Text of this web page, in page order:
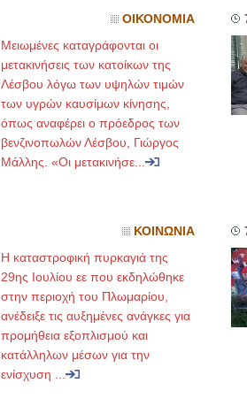
ΟΙΚΟΝΟΜΙΑ
Μειωμένες καταγράφονται οι
μετακινήσεις των κατοίκων της
Λέσβου λόγω των υψηλών τιμών
των υγρών καυσίμων κίνησης,
όπως αναφέρει ο πρόεδρος των
βενζινοπωλών Λέσβου, Γιώργος
Μάλλης. «Οι μετακινήσε...
ΚΟΙΝΩΝΙΑ
Η καταστροφική πυρκαγιά της
29ης Ιουλίου εε που εκδηλώθηκε
στην περιοχή του Πλωμαρίου,
ανέδειξε τις αυξημένες ανάγκες για
προμήθεια εξοπλισμού και
κατάλληλων μέσων για την
ενίσχυση ...